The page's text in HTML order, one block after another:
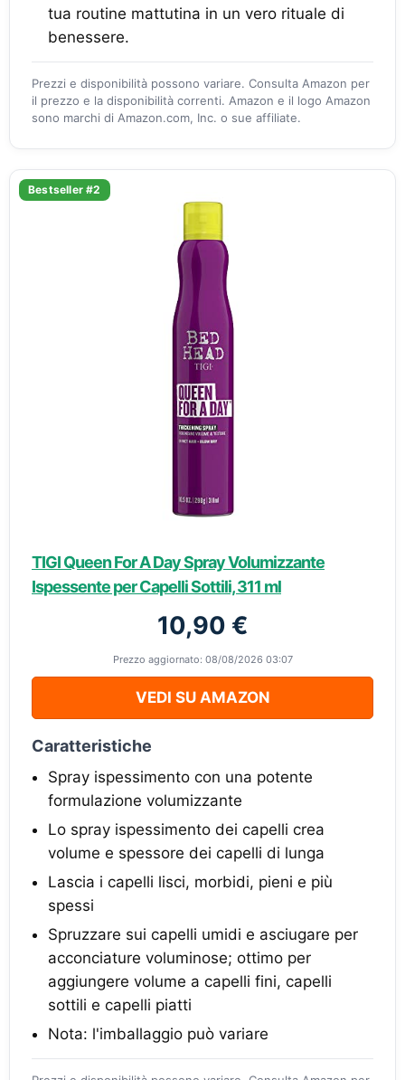
tua routine mattutina in un vero rituale di
benessere.
Prezzi e disponibilità possono variare. Consulta Amazon per
il prezzo e la disponibilità correnti. Amazon e il logo Amazon
sono marchi di Amazon.com, Inc. o sue affiliate.
Bestseller #2
TIGI Queen For A Day Spray Volumizzante
Ispessente per Capelli Sottili, 311 ml
10,90 €
Prezzo aggiornato: 08/08/2026 03:07
VEDI SU AMAZON
Caratteristiche
Spray ispessimento con una potente
formulazione volumizzante
Lo spray ispessimento dei capelli crea
volume e spessore dei capelli di lunga
Lascia i capelli lisci, morbidi, pieni e più
spessi
Spruzzare sui capelli umidi e asciugare per
acconciature voluminose; ottimo per
aggiungere volume a capelli fini, capelli
sottili e capelli piatti
Nota: l'imballaggio può variare